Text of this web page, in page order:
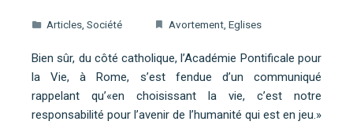
Articles Société Avortement Eglises
Bien sûr, du côté catholique, l’Académie Pontificale pour
la Vie, à Rome, s’est fendue d’un communiqué
rappelant qu’«en choisissant la vie, c’est notre
responsabilité pour l’avenir de l’humanité qui est en jeu.»